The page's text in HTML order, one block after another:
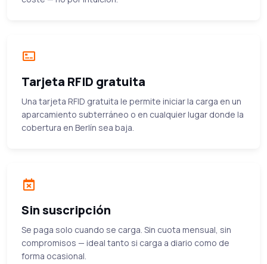
Tarjeta RFID gratuita
Una tarjeta RFID gratuita le permite iniciar la carga en un
aparcamiento subterráneo o en cualquier lugar donde la
cobertura en Berlín sea baja.
Sin suscripción
Se paga solo cuando se carga. Sin cuota mensual, sin
compromisos — ideal tanto si carga a diario como de
forma ocasional.